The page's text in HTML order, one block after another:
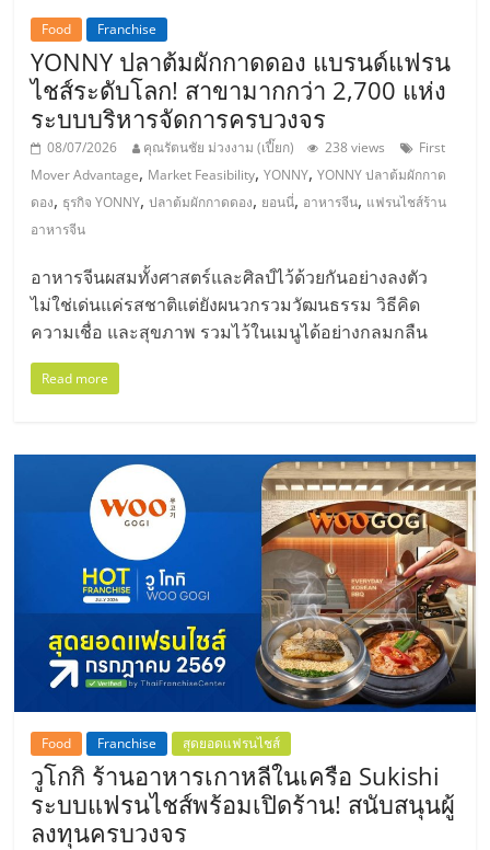
Food Franchise
YONNY ปลาต้มผักกาดดอง แบรนด์แฟรน
ไชส์ระดับโลก! สาขามากกว่า 2,700 แห่ง
ระบบบริหารจัดการครบวงจร
08/07/2026 คุณรัตนชัย ม่วงงาม (เปี๊ยก) 238 views
First
Mover Advantage, Market Feasibility,YONNY,YONNY ปลาต้มผักกาด
ดอง, ธุรกิจ YONNY,ปลาต้มผักกาดดอง, ยอนนี่, อาหารจีน, แฟรนไชส์ร้าน
อาหารจีน
อาหารจีนผสมทั้งศาสตร์และศิลป์ไว้ด้วยกันอย่างลงตัว
ไม่ใช่เด่นแค่รสชาติแต่ยังผนวกรวมวัฒนธรรม วิธีคิด
ความเชื่อ และสุขภาพ รวมไว้ในเมนูได้อย่างกลมกลืน
Read more
Food Franchise สุดยอดแฟรนไชส์
วูโกกิ ร้านอาหารเกาหลีในเครือ Sukishi
ระบบแฟรนไชส์พร้อมเปิดร้าน! สนับสนุนผู้
ลงทุนครบวงจร